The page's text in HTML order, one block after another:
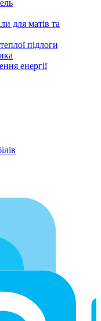
для матів та
підлоги
енергії